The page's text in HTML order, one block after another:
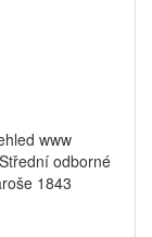
www
odborné
1843